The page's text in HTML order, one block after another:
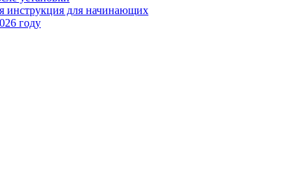
инструкция для начинающих
году